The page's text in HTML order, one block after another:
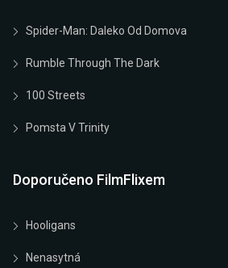
Spider-Man: Daleko Od Domova
Rumble Through The Dark
100 Streets
Pomsta V Trinity
Doporučeno FilmFlixem
Hooligans
Nenasytná